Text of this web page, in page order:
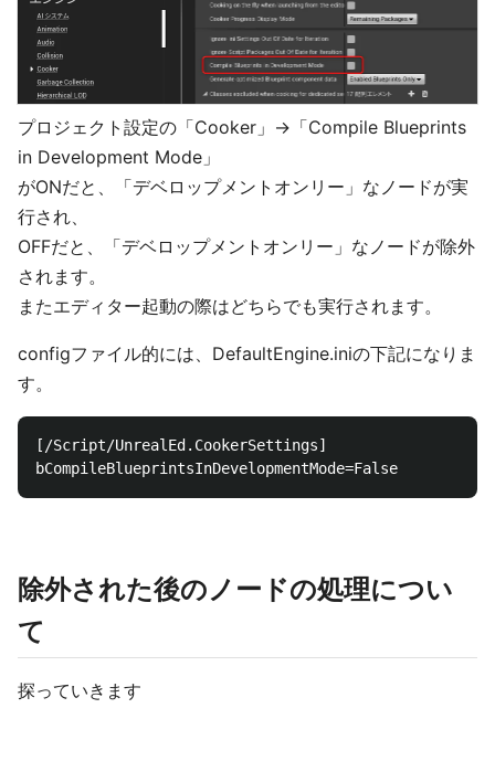
プロジェクト設定の「Cooker」→「Compile Blueprints
in Development Mode」
がONだと、「デベロップメントオンリー」なノードが実
行され、
OFFだと、「デベロップメントオンリー」なノードが除外
されます。
またエディター起動の際はどちらでも実行されます。
configファイル的には、DefaultEngine.iniの下記になりま
す。
[/Script/UnrealEd.CookerSettings]
除外された後のノードの処理につい
て
探っていきます